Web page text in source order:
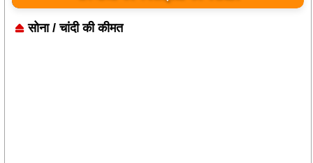
सोना / चांदी की कीमत